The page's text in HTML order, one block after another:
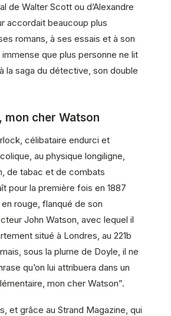
de Walter Scott ou d’Alexandre
accordait beaucoup plus
romans, à ses essais et à son
que plus personne ne lit
la saga du détective, son double
mon cher Watson
célibataire endurci et
au physique longiligne,
de tabac et de combats
pour la première fois en 1887
rouge, flanqué de son
John Watson, avec lequel il
situé à Londres, au 221b
sous la plume de Doyle, il ne
qu’on lui attribuera dans un
mon cher Watson”.
et grâce au Strand Magazine, qui